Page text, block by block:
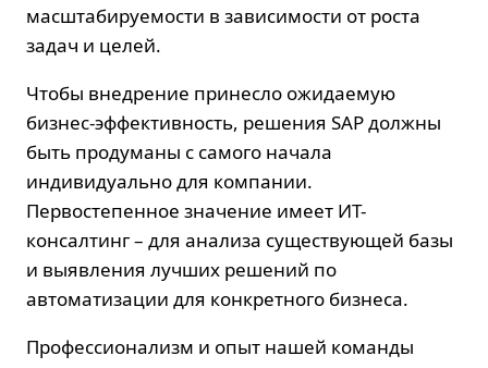
масштабируемости в зависимости от роста
задач и целей.
Чтобы внедрение принесло ожидаемую
бизнес-эффективность, решения SAP должны
быть продуманы с самого начала
индивидуально для компании.
Первостепенное значение имеет ИТ-
консалтинг– для анализа существующей базы
и выявления лучших решений по
автоматизации для конкретного бизнеса.
Профессионализм и опыт нашей команды